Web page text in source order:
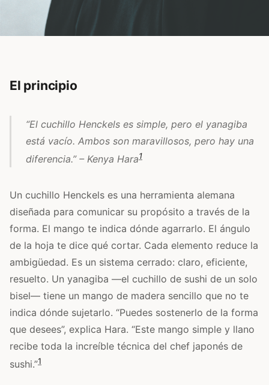
El principio
“El cuchillo Henckels es simple, pero el yanagiba
está vacío. Ambos son maravillosos, pero hay una
diferencia.” – Kenya Hara1
Un cuchillo Henckels es una herramienta alemana
diseñada para comunicar su propósito a través de la
forma. El mango te indica dónde agarrarlo. El ángulo
de la hoja te dice qué cortar. Cada elemento reduce la
ambigüedad. Es un sistema cerrado: claro, eficiente,
resuelto. Un yanagiba —el cuchillo de sushi de un solo
bisel— tiene un mango de madera sencillo que no te
indica dónde sujetarlo. “Puedes sostenerlo de la forma
que desees”, explica Hara. “Este mango simple y llano
recibe toda la increíble técnica del chef japonés de
sushi.”1